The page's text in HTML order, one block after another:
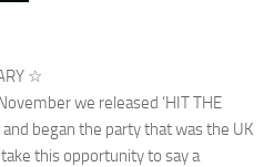
☆
we released ‘HIT THE
and began the party that was the UK
this opportunity to say a